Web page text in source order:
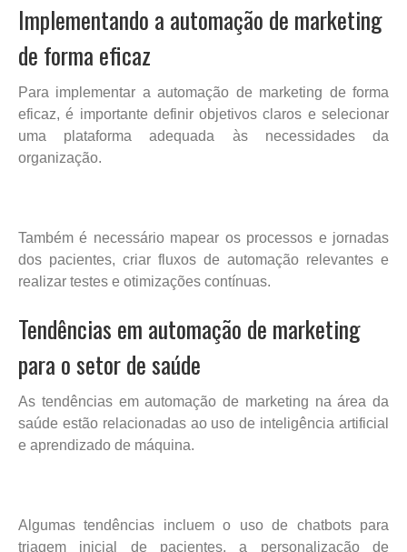
Implementando a automação de marketing
de forma eficaz
Para implementar a automação de marketing de forma
eficaz, é importante definir objetivos claros e selecionar
uma plataforma adequada às necessidades da
organização.
Também é necessário mapear os processos e jornadas
dos pacientes, criar fluxos de automação relevantes e
realizar testes e otimizações contínuas.
Tendências em automação de marketing
para o setor de saúde
As tendências em automação de marketing na área da
saúde estão relacionadas ao uso de inteligência artificial
e aprendizado de máquina.
Algumas tendências incluem o uso de chatbots para
triagem inicial de pacientes, a personalização de